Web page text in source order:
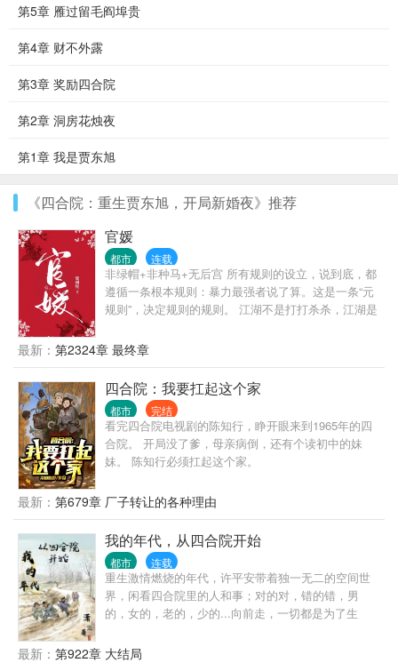
第5章 雁过留毛阎埠贵
第4章 财不外露
第3章 奖励四合院
第2章 洞房花烛夜
第1章 我是贾东旭
《四合院：重生贾东旭，开局新婚夜》推荐
官媛
都市 连载
非绿帽+非种马+无后宫 所有规则的设立，说到底，都
遵循一条根本规则：暴力最强者说了算。这是一条“元
规则”，决定规则的规则。 江湖不是打打杀杀，江湖是
人情，误入了一个无解的棋局。 他以为自己要在监狱
里呆一辈子，没想到在破局的过程中，自己从棋子变
成了对弈人。
最新： 第2324章 最终章
四合院：我要扛起这个家
都市 完结
看完四合院电视剧的陈知行，睁开眼来到1965年的四
合院。 开局没了爹，母亲病倒，还有个读初中的妹
妹。 陈知行必须扛起这个家。
最新： 第679章 厂子转让的各种理由
我的年代，从四合院开始
都市 连载
重生激情燃烧的年代，许平安带着独一无二的空间世
界，闲看四合院里的人和事；对的对，错的错，男
的，女的，老的，少的...向前走，一切都是为了生
最新： 第922章 大结局